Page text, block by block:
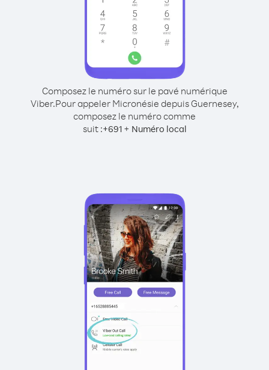
Composez le numéro sur le pavé numérique
Viber.Pour appeler Micronésie depuis Guernesey,
composez le numéro comme
suit :+691+ Numéro local